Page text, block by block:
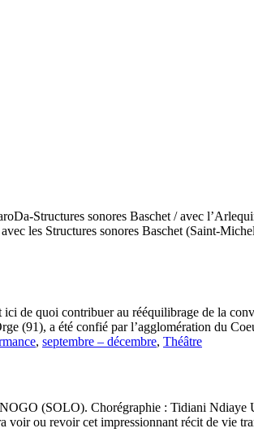
Structures sonores Baschet / avec
les Structures sonores Baschet (Saint-
de quoi contribuer au rééquilibrage de la
(91), a été confié par l’agglomération du
, septembre – décembre, Théâtre
(SOLO). Chorégraphie : Tidiani Ndiaye
ou revoir cet impressionnant récit de vie